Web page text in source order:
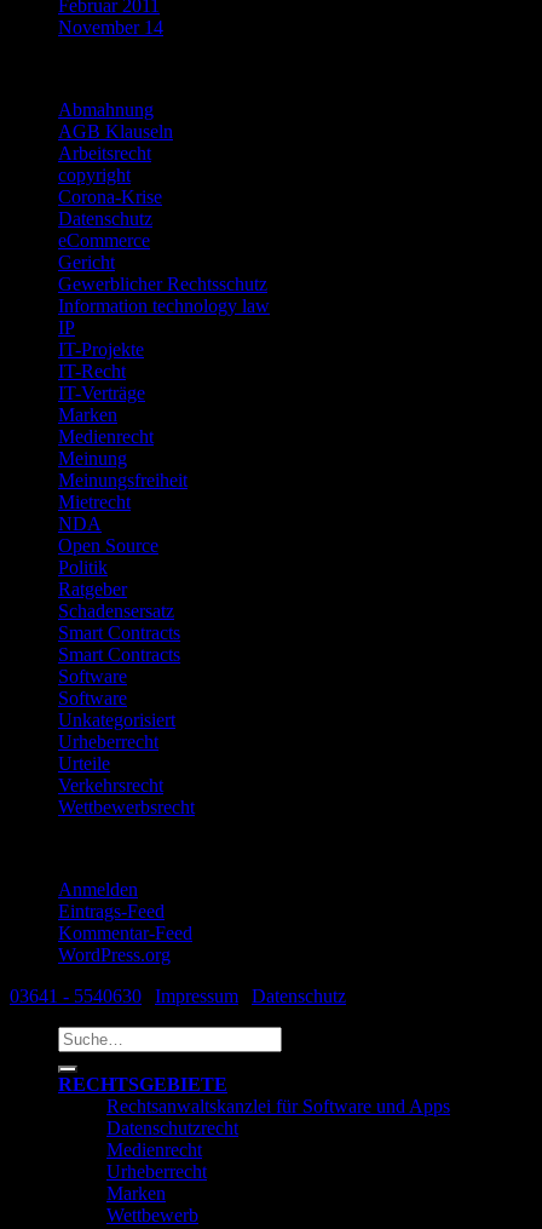
Februar 2011
November 14
Abmahnung
AGB Klauseln
Arbeitsrecht
copyright
Corona-Krise
Datenschutz
eCommerce
Gericht
Gewerblicher Rechtsschutz
Information technology law
IP
IT-Projekte
IT-Recht
IT-Verträge
Marken
Medienrecht
Meinung
Meinungsfreiheit
Mietrecht
NDA
Open Source
Politik
Ratgeber
Schadensersatz
Smart Contracts
Smart Contracts
Software
Software
Unkategorisiert
Urheberrecht
Urteile
Verkehrsrecht
Wettbewerbsrecht
Anmelden
Eintrags-Feed
Kommentar-Feed
WordPress.org
03641 - 5540630
Impressum
Datenschutz
Suche
nach:
RECHTSGEBIETE
Rechtsanwaltskanzlei für Software und Apps
Datenschutzrecht
Medienrecht
Urheberrecht
Marken
Wettbewerb